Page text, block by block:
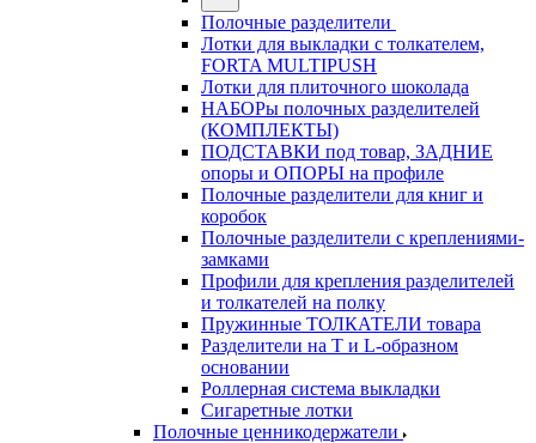
Полочные разделители
Лотки для выкладки с толкателем,
FORTA MULTIPUSH
Лотки для плиточного шоколада
НАБОРы полочных разделителей
(КОМПЛЕКТЫ)
ПОДСТАВКИ под товар, ЗАДНИЕ
опоры и ОПОРЫ на профиле
Полочные разделители для книг и
коробок
Полочные разделители с креплениями-
замками
Профили для крепления разделителей
и толкателей на полку
Пружинные ТОЛКАТЕЛИ товара
Разделители на Т и L-образном
основании
Роллерная система выкладки
Сигаретные лотки
Полочные ценникодержатели